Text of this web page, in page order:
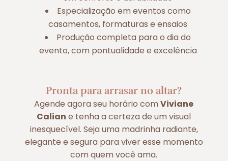
Especialização em eventos como
casamentos, formaturas e ensaios
Produção completa para o dia do
evento, com pontualidade e excelência
Pronta para arrasar no altar?
Agende agora seu horário comViviane
Calian e tenha a certeza de um visual
inesquecível. Seja uma madrinha radiante,
elegante e segura para viver esse momento
com quem você ama.